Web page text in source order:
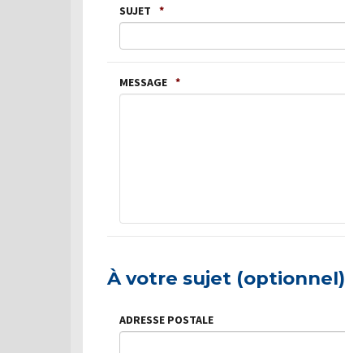
SUJET *
MESSAGE *
À votre sujet (optionnel)
ADRESSE POSTALE